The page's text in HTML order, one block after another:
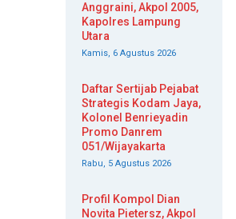
Anggraini, Akpol 2005,
Kapolres Lampung
Utara
Kamis, 6 Agustus 2026
Daftar Sertijab Pejabat
Strategis Kodam Jaya,
Kolonel Benrieyadin
Promo Danrem
051/Wijayakarta
Rabu, 5 Agustus 2026
Profil Kompol Dian
Novita Pietersz, Akpol